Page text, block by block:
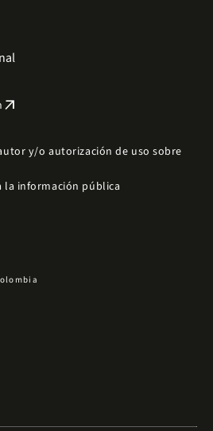
arrow_outward
y/o autorización de uso sobre
la información pública